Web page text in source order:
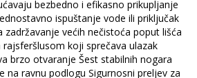
bezbedno i efikasno prikupljanje
ispuštanje vode ili priključak
većih nečistoća poput lišća
rajsferšlusom koji sprečava ulazak
brzo otvaranje Šest stabilnih nogara
na ravnu podlogu Sigurnosni preljev za